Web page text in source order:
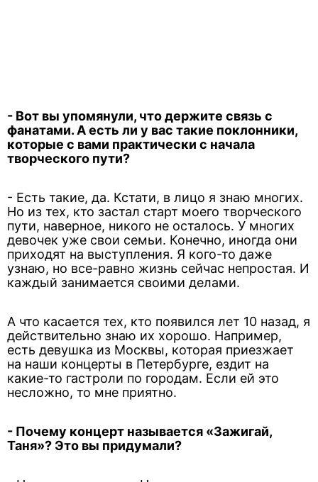
- Вот вы упомянули, что держите связь с
фанатами. А есть ли у вас такие поклонники,
которые с вами практически с начала
творческого пути?
- Есть такие, да. Кстати, в лицо я знаю многих.
Но из тех, кто застал старт моего творческого
пути, наверное, никого не осталось. У многих
девочек уже свои семьи. Конечно, иногда они
приходят на выступления. Я кого-то даже
узнаю, но все-равно жизнь сейчас непростая. И
каждый занимается своими делами.
А что касается тех, кто появился лет 10 назад, я
действительно знаю их хорошо. Например,
есть девушка из Москвы, которая приезжает
на наши концерты в Петербурге, ездит на
какие-то гастроли по городам. Если ей это
несложно, то мне приятно.
- Почему концерт называется «Зажигай,
Таня»? Это вы придумали?